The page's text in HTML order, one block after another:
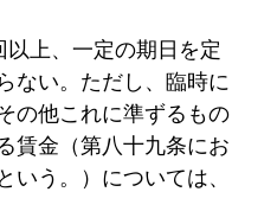
上、一定の期日を定
ない。ただし、臨時に
の他これに準ずるもの
賃金（第八十九条にお
いう。）については、